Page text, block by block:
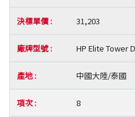
31,203
HP Elite Tower
中國大陸/泰國
8